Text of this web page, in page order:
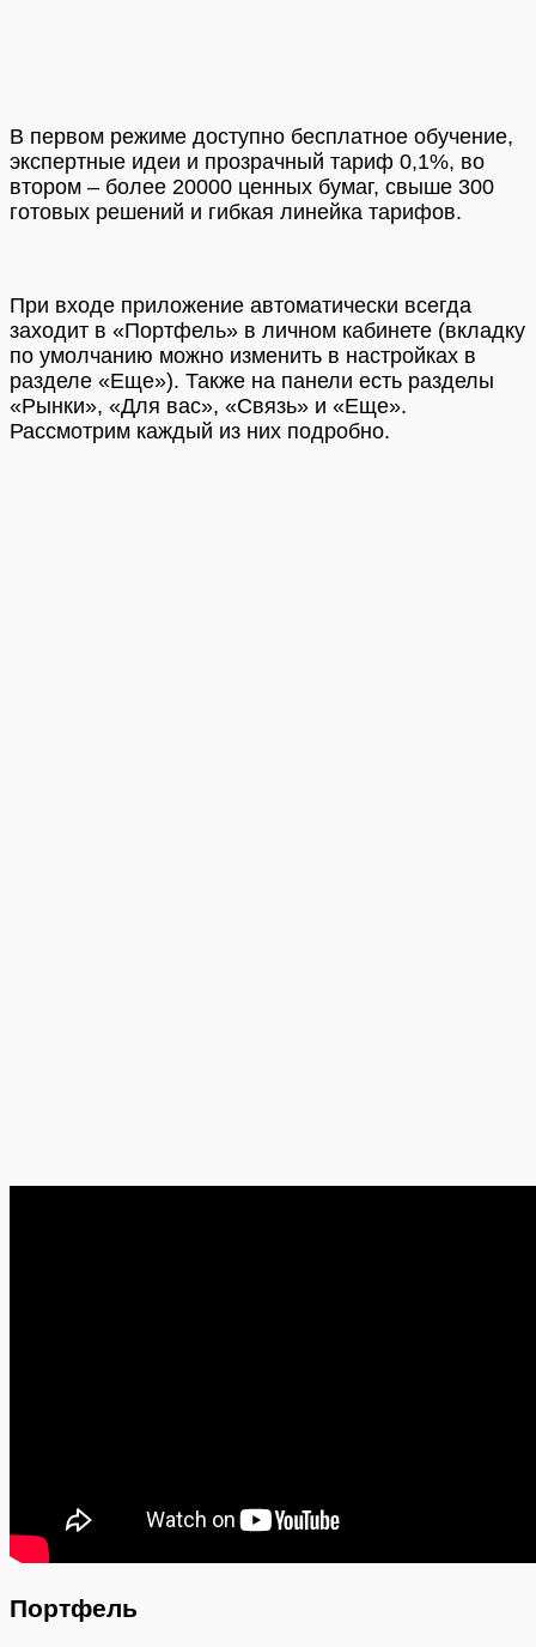
В первом режиме доступно бесплатное обучение,
экспертные идеи и прозрачный тариф 0,1%, во
втором – более 20000 ценных бумаг, свыше 300
готовых решений и гибкая линейка тарифов.
При входе приложение автоматически всегда
заходит в «Портфель» в личном кабинете (вкладку
по умолчанию можно изменить в настройках в
разделе «Еще»). Также на панели есть разделы
«Рынки», «Для вас», «Связь» и «Еще».
Рассмотрим каждый из них подробно.
Портфель